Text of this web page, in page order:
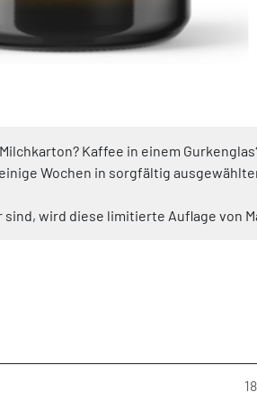
Kaffee in einem
Wochen in sorgfältig
wird diese limitierte Auflage von